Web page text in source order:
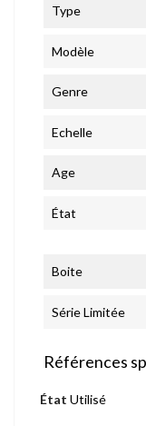
Type
Modèle
Genre
Echelle
Age
État
Boite
Série Limitée
Références
État Utilisé